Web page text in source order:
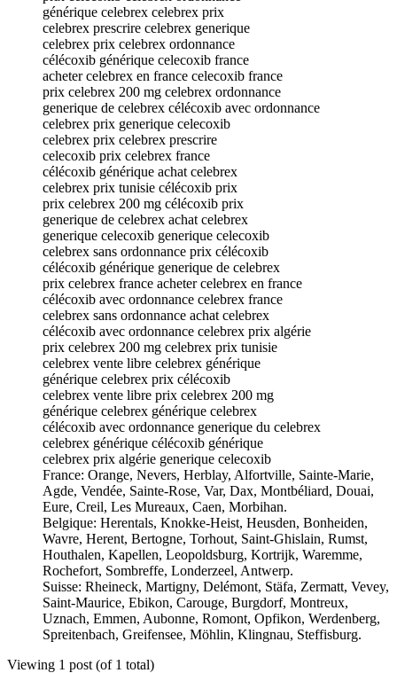
générique celebrex celebrex prix
celebrex prescrire celebrex generique
celebrex prix celebrex ordonnance
célécoxib générique celecoxib france
acheter celebrex en france celecoxib france
prix celebrex 200 mg celebrex ordonnance
generique de celebrex célécoxib avec ordonnance
celebrex prix generique celecoxib
celebrex prix celebrex prescrire
celecoxib prix celebrex france
célécoxib générique achat celebrex
celebrex prix tunisie célécoxib prix
prix celebrex 200 mg célécoxib prix
generique de celebrex achat celebrex
generique celecoxib generique celecoxib
celebrex sans ordonnance prix célécoxib
célécoxib générique generique de celebrex
prix celebrex france acheter celebrex en france
célécoxib avec ordonnance celebrex france
celebrex sans ordonnance achat celebrex
célécoxib avec ordonnance celebrex prix algérie
prix celebrex 200 mg celebrex prix tunisie
celebrex vente libre celebrex générique
générique celebrex prix célécoxib
celebrex vente libre prix celebrex 200 mg
générique celebrex générique celebrex
célécoxib avec ordonnance generique du celebrex
celebrex générique célécoxib générique
celebrex prix algérie generique celecoxib
France: Orange, Nevers, Herblay, Alfortville, Sainte-Marie,
Agde, Vendée, Sainte-Rose, Var, Dax, Montbéliard, Douai,
Eure, Creil, Les Mureaux, Caen, Morbihan.
Belgique: Herentals, Knokke-Heist, Heusden, Bonheiden,
Wavre, Herent, Bertogne, Torhout, Saint-Ghislain, Rumst,
Houthalen, Kapellen, Leopoldsburg, Kortrijk, Waremme,
Rochefort, Sombreffe, Londerzeel, Antwerp.
Suisse: Rheineck, Martigny, Delémont, Stäfa, Zermatt, Vevey,
Saint-Maurice, Ebikon, Carouge, Burgdorf, Montreux,
Uznach, Emmen, Aubonne, Romont, Opfikon, Werdenberg,
Spreitenbach, Greifensee, Möhlin, Klingnau, Steffisburg.
Viewing 1 post (of 1 total)